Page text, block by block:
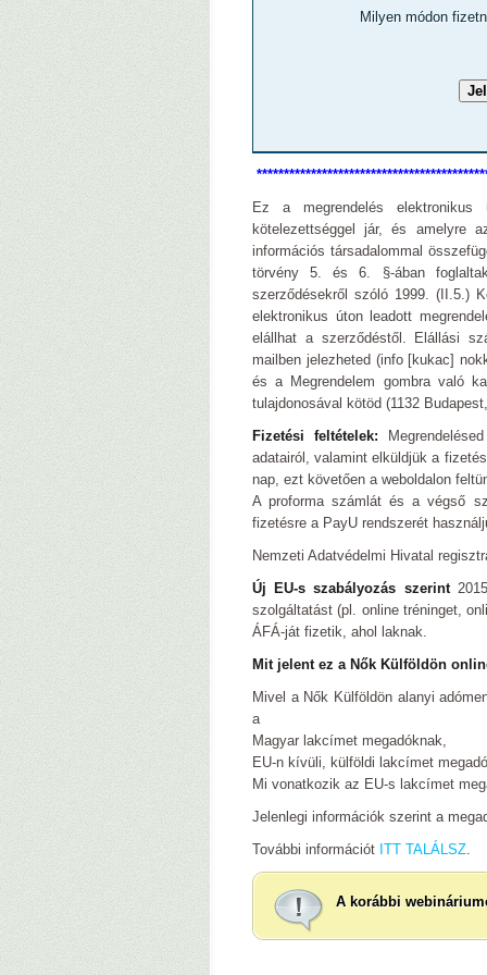
Milyen módon
Ez a megrendelés elektronikus
kötelezettséggel jár, és amelyre
információs társadalommal
törvény 5. és 6. §-ában
szerződésekről szóló 1999. (II.5.)
elektronikus úton leadott
elállhat a szerződéstől. Elállási
mailben jelezheted (info [kukac]
és a Megrendelem gombra való
tulajdonosával kötöd (1132
Fizetési feltételek:
adatairól, valamint elküldjük a
nap, ezt követően a weboldalon
A proforma számlát és a végső
fizetésre a PayU rendszerét
Nemzeti Adatvédelmi Hivatal
Új EU-s szabályozás szerint
szolgáltatást (pl. online tréninget,
ÁFÁ-ját fizetik, ahol laknak.
Mit jelent ez a Nők Külföldön
Mivel a Nők Külföldön alanyi
a
Magyar lakcímet megadóknak,
EU-n kívüli, külföldi lakcímet
Mi vonatkozik az EU-s lakcímet
Jelenlegi információk szerint a
További információt ITT TALÁLSZ
A korábbi